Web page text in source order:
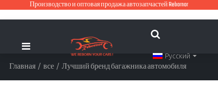
Производство и оптовая продажа автозапчастей Rebornor
Русский
Главная / все / Лучший бренд багажника автомобиля